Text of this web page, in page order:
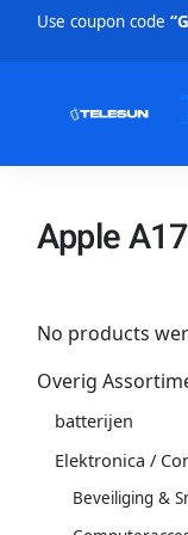
Use coupon code
Apple
No products
Overig
batterijen
Elektronica /
Beveiliging &